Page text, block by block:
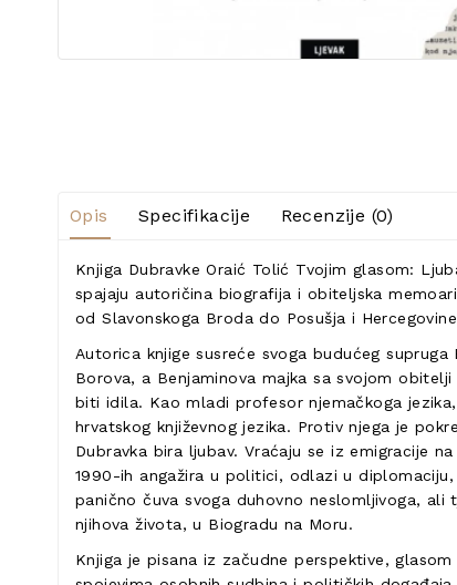
Opis Specifikacije Recenzije (0)
Knjiga Dubravke Oraić Tolić Tvojim glasom:
spajaju autoričina biografija i obiteljska
od Slavonskoga Broda do Posušja i
Autorica knjige susreće svoga budućeg
Borova, a Benjaminova majka sa svojom
biti idila. Kao mladi profesor njemačkoga
hrvatskog književnog jezika. Protiv njega je
Dubravka bira ljubav. Vraćaju se iz emigracije
1990-ih angažira u politici, odlazi u
panično čuva svoga duhovno neslomljivoga,
njihova života, u Biogradu na Moru.
Knjiga je pisana iz začudne perspektive,